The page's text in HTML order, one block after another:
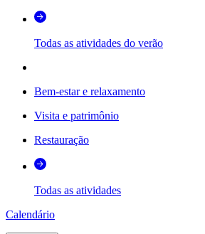
Todas as atividades do verão
Bem-estar e relaxamento
Visita e patrimônio
Restauração
Todas as atividades
Calendário